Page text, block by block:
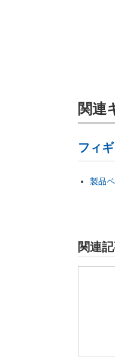
関連
フィ
製品
関連